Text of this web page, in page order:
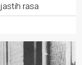
rasa